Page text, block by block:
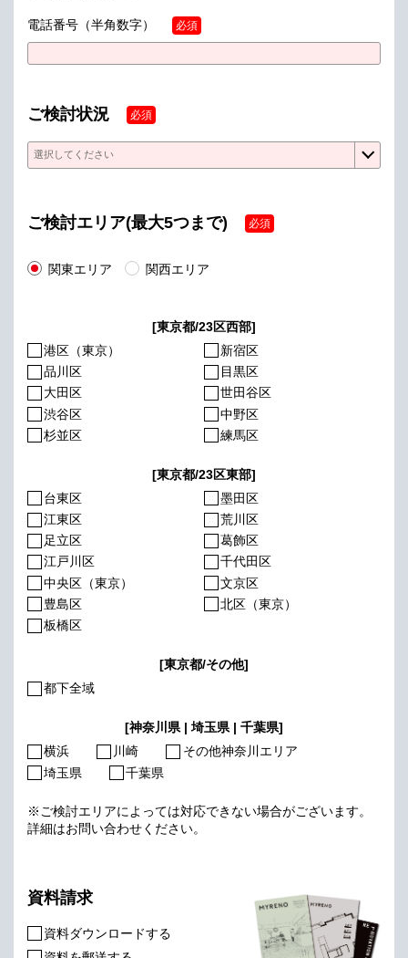
電話番号 （半角数字） 必須
ご検討状況 必須
ご検討エリア(最大5つまで) 必須
関東エリア 関西エリア
[東京都/23区西部]
港区（東京）
新宿区
品川区
目黒区
大田区
世田谷区
渋谷区
中野区
杉並区
練馬区
[東京都/23区東部]
台東区
墨田区
江東区
荒川区
足立区
葛飾区
江戸川区
千代田区
中央区（東京）
文京区
豊島区
北区（東京）
板橋区
[東京都/その他]
都下全域
[神奈川県 | 埼玉県 | 千葉県]
横浜
川崎
その他神奈川エリア
埼玉県
千葉県
※ご検討エリアによっては対応できない場合がございます。
詳細はお問い合わせください。
資料請求
資料ダウンロードする